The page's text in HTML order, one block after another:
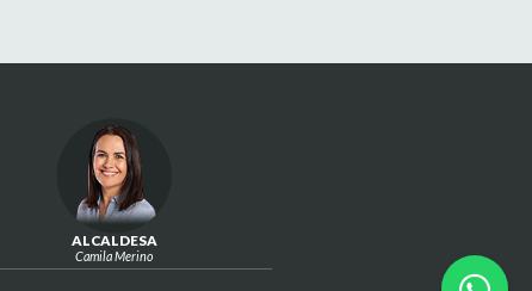
ALCALDESA
Camila Merino